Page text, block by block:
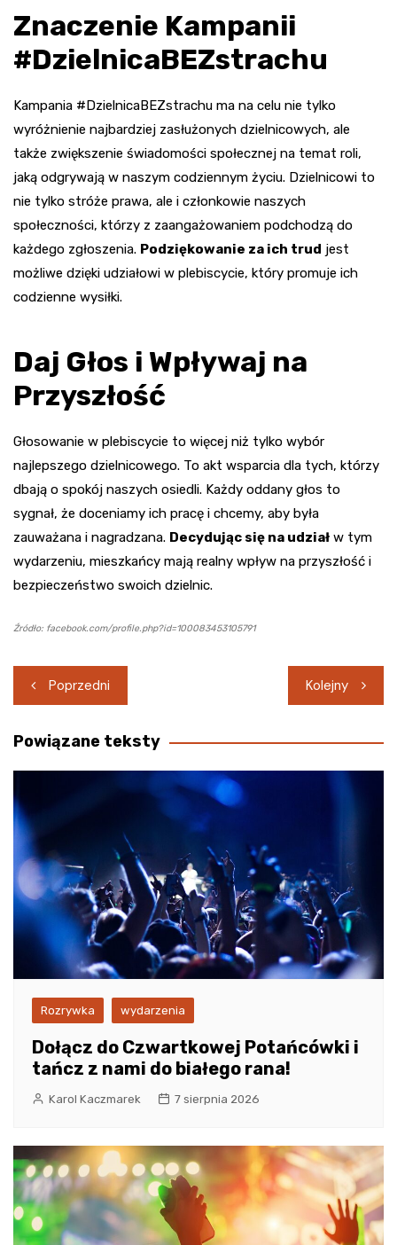
Znaczenie Kampanii
#DzielnicaBEZstrachu
Kampania #DzielnicaBEZstrachu ma na celu nie tylko
wyróżnienie najbardziej zasłużonych dzielnicowych, ale
także zwiększenie świadomości społecznej na temat roli,
jaką odgrywają w naszym codziennym życiu. Dzielnicowi to
nie tylko stróże prawa, ale i członkowie naszych
społeczności, którzy z zaangażowaniem podchodzą do
każdego zgłoszenia. Podziękowanie za ich trud jest
możliwe dzięki udziałowi w plebiscycie, który promuje ich
codzienne wysiłki.
Daj Głos i Wpływaj na
Przyszłość
Głosowanie w plebiscycie to więcej niż tylko wybór
najlepszego dzielnicowego. To akt wsparcia dla tych, którzy
dbają o spokój naszych osiedli. Każdy oddany głos to
sygnał, że doceniamy ich pracę i chcemy, aby była
zauważana i nagradzana. Decydując się na udział w tym
wydarzeniu, mieszkańcy mają realny wpływ na przyszłość i
bezpieczeństwo swoich dzielnic.
Źródło: facebook.com/profile.php?id=100083453105791
Nawigacja
wpisu
Poprzedni Kolejny
Powiązane teksty
Rozrywka wydarzenia
Dołącz do Czwartkowej Potańcówki i
tańcz z nami do białego rana!
Karol Kaczmarek 7 sierpnia 2026